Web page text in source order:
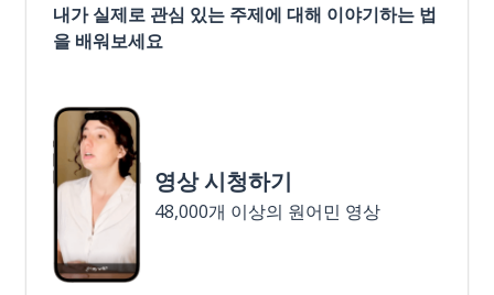
내가 실제로 관심 있는 주제에 대해 이야기하는 법
을 배워보세요
영상 시청하기
48,000개 이상의 원어민 영상